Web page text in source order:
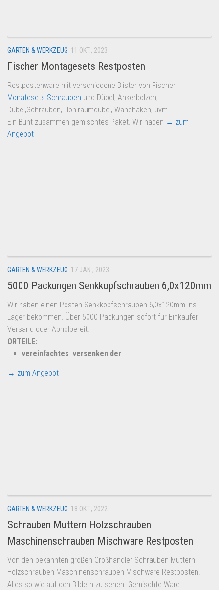
Amazon
Aldi
Lidl
Kostenlos verkaufen
Anmelden
GARTEN & WERKZEUG 11 OKT., 2023
Fischer Montagesets Restposten
Restpostenware mit verschiedene Blister von Fischer
Monatesets Schrauben und Dübel, Ankerbolzen,
Dübel,Schrauben, Hohlraumdübel, Wandhaken, uvm.
Ein Bunt zusammen gemischtes Paket. WIr haben → zum
Angebot
GARTEN & WERKZEUG 17 JAN., 2023
5000 Packungen Senkkopfschrauben 6,0x120mm
Wir haben einen Posten Senkkopfschrauben 6,0x120mm ins
Lager bekommen. Über 5000 Packungen sofort für Einkäufer
Versand oder Abholbereit.
ORTEILE:
vereinfachtes versenken der
→ zum Angebot
GARTEN & WERKZEUG 18 OKT., 2022
Schrauben Muttern Holzschrauben
Maschinenschrauben Mischware Restposten
Von den bekannten großen Großhändler Schrauben Muttern
Holzschrauben Maschinenschrauben Mischware Restposten.
Alles so wie auf den Bildern zu sehen. Gemischte Ware.